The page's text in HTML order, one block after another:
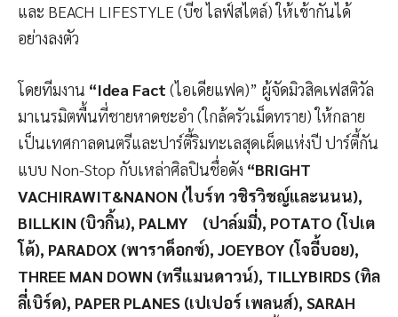
และ BEACH LIFESTYLE (บีช ไลฟ์สไตล์) ให้เข้ากันได้
อย่างลงตัว
โดยทีมงาน “Idea Fact (ไอเดียแฟค)” ผู้จัดมิวสิคเฟสติวัล
มาเนรมิตพื้นที่ชายหาดชะอำ (ใกล้ครัวเม็ดทราย) ให้กลาย
เป็นเทศกาลดนตรีและปาร์ตี้ริมทะเลสุดเผ็ดแห่งปี ปาร์ตี้กัน
แบบ Non-Stop กับเหล่าศิลปินชื่อดัง “BRIGHT
VACHIRAWIT&NANON (ไบร์ท วชิรวิชญ์และนนน),
BILLKIN (บิวกิ้น), PALMY (ปาล์มมี่), POTATO (โปเต
โต้), PARADOX (พาราด็อกซ์), JOEYBOY (โจอี้บอย),
THREE MAN DOWN (ทรีแมนดาวน์), TILLYBIRDS (ทิล
ลี่เบิร์ด), PAPER PLANES (เปเปอร์ เพลนส์), SARAH